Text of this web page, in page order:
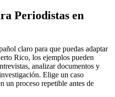
Periodistas en
claro para que puedas adaptar
Rico, los ejemplos pueden
, analizar documentos y
. Elige un caso
un proceso repetible antes de